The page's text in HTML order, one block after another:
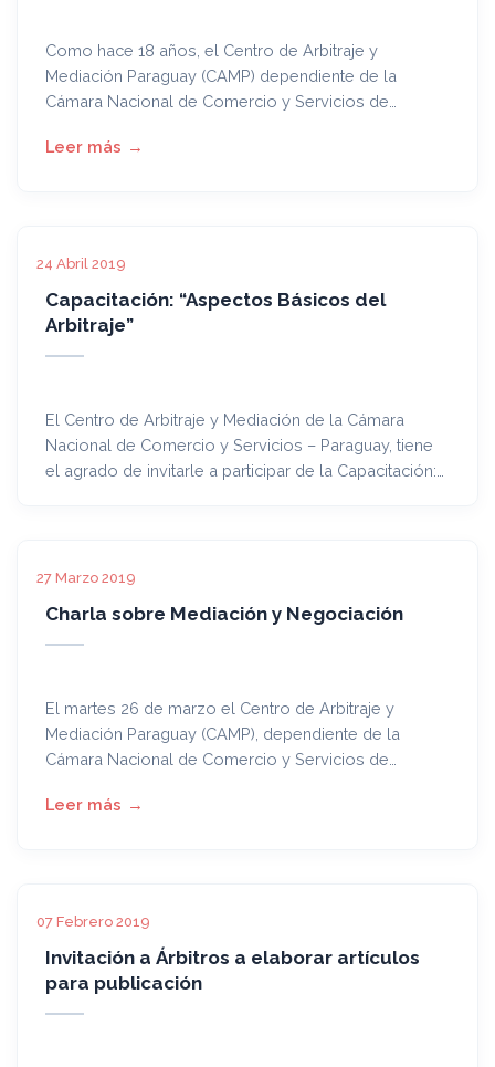
Como hace 18 años, el Centro de Arbitraje y
Mediación Paraguay (CAMP) dependiente de la
Cámara Nacional de Comercio y Servicios de
brindar servicios de calidad y eficacia, logró en el
24 Abril 2019
Capacitación: “Aspectos Básicos del
Arbitraje”
El Centro de Arbitraje y Mediación de la Cámara
Nacional de Comercio y Servicios – Paraguay, tiene
el agrado de invitarle a participar de la Capacitación:
27 Marzo 2019
Charla sobre Mediación y Negociación
El martes 26 de marzo el Centro de Arbitraje y
Mediación Paraguay (CAMP), dependiente de la
Cámara Nacional de Comercio y Servicios de
para socios, profesionales, estudiantes y público en
07 Febrero 2019
Invitación a Árbitros a elaborar artículos
para publicación